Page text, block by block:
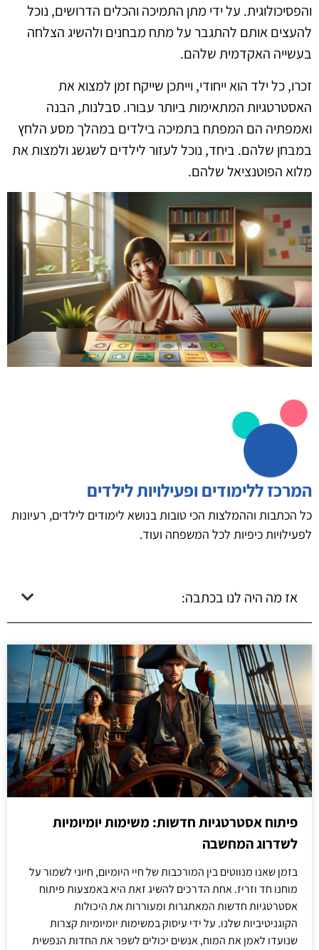
והפסיכולוגית. על ידי מתן התמיכה והכלים הדרושים, נוכל
להעצים אותם להתגבר על מתח מבחנים ולהשיג הצלחה
בעשייה האקדמית שלהם.
זכרו, כל ילד הוא ייחודי, וייתכן שייקח זמן למצוא את
האסטרטגיות המתאימות ביותר עבורו. סבלנות, הבנה
ואמפתיה הם המפתח בתמיכה בילדים במהלך מסע הלחץ
במבחן שלהם. ביחד, נוכל לעזור לילדים לשגשג ולמצות את
מלוא הפוטנציאל שלהם.
המרכז ללימודים ופעילויות לילדים
כל הכתבות וההמלצות הכי טובות בנושא לימודים לילדים, רעיונות
לפעילויות כיפיות לכל המשפחה ועוד.
אז מה היה לנו בכתבה:
פיתוח אסטרטגיות חדשות: משימות יומיומיות
לשדרוג המחשבה
בזמן שאנו מנווטים בין המורכבות של חיי היומיום, חיוני לשמור על
מוחנו חד וזריז. אחת הדרכים להשיג זאת היא באמצעות פיתוח
אסטרטגיות חדשות המאתגרות ומעוררות את היכולות
הקוגניטיביות שלנו. על ידי עיסוק במשימות יומיומיות קצרות
שנועדו לאמן את המוח, אנשים יכולים לשפר את החדות הנפשית